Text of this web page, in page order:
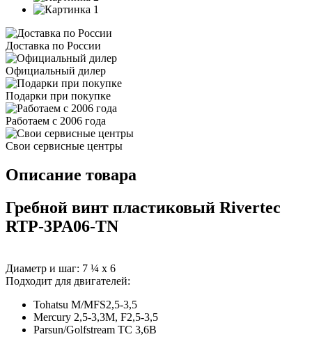
Доставка по России
Официальный дилер
Подарки при покупке
Работаем с 2006 года
Свои сервисные центры
Описание товара
Гребной винт пластиковый Rivertec
RTP-3PA06-TN
Диаметр и шаг: 7 ¼ х 6
Подходит для двигателей:
Tohatsu M/MFS2,5-3,5
Mercury 2,5-3,3M, F2,5-3,5
Parsun/Golfstream TC 3,6B